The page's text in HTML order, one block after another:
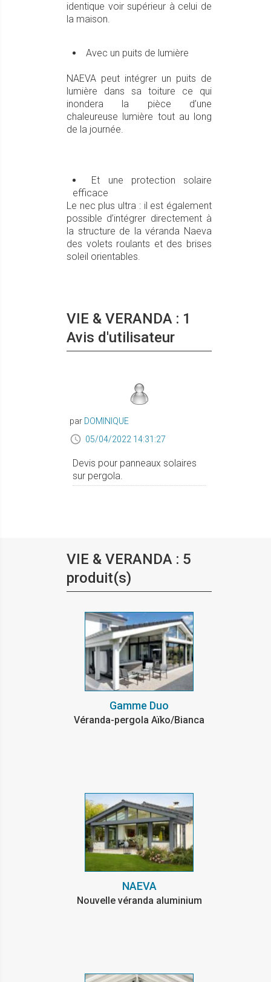
identique voir supérieur à celui de
la maison.
Avec un puits de lumière
NAEVA peut intégrer un puits de
lumière dans sa toiture ce qui
inondera la pièce d’une
chaleureuse lumière tout au long
de la journée.
Et une protection solaire
efficace
Le nec plus ultra : il est également
possible d’intégrer directement à
la structure de la véranda Naeva
des volets roulants et des brises
soleil orientables.
VIE & VERANDA : 1
Avis d'utilisateur
par DOMINIQUE
05/04/2022 14:31:27
Devis pour panneaux solaires
sur pergola.
VIE & VERANDA : 5
produit(s)
Gamme Duo
Véranda-pergola Aïko/Bianca
NAEVA
Nouvelle véranda aluminium